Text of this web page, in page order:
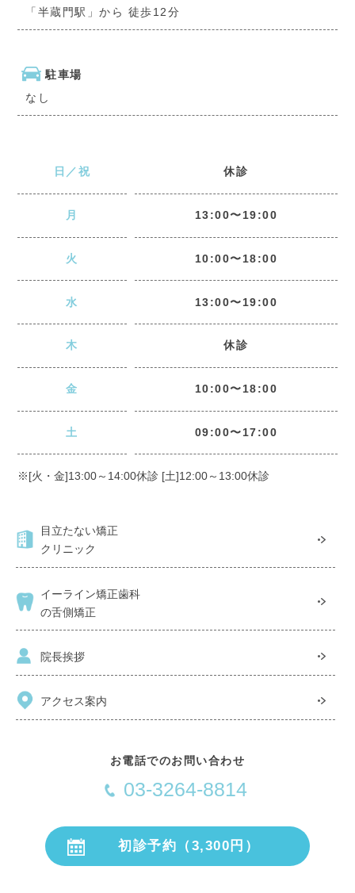
目立たない矯正
クリニック
イーライン矯正歯科
の舌側矯正
院長挨拶
アクセス案内
「半蔵門駅」から 徒歩12分
駐車場
なし
日／祝
月
火
水
木
金
土
休診
13:00〜19:00
10:00〜18:00
13:00〜19:00
休診
10:00〜18:00
09:00〜17:00
※[火・金]13:00～14:00休診 [土]12:00～13:00休診
お電話でのお問い合わせ
03-3264-8814
初診予約（3,300円）